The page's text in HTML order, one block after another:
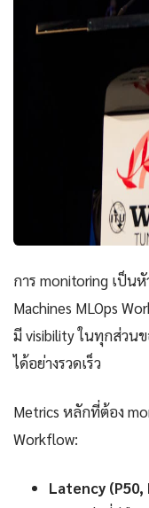
การ monitoring เป็น
Machines MLOps
มี visibility ในทุกส่วน
ได้อย่างรวดเร็ว
Metrics หลักที่ต้อง
Workflow:
Latency (P50,